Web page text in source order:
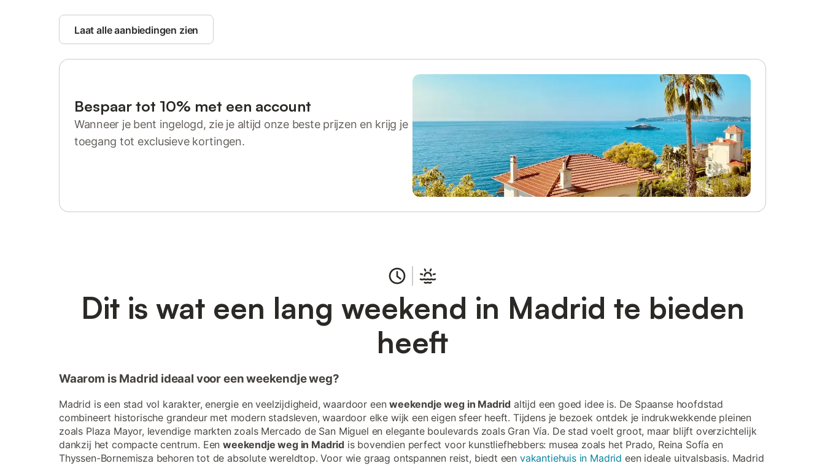
Laat alle aanbiedingen zien
Bespaar tot 10% met een account
Wanneer je bent ingelogd, zie je altijd onze beste prijzen en krijg je
toegang tot exclusieve kortingen.
Dit is wat een lang weekend in Madrid te bieden
heeft
Waarom is Madrid ideaal voor een weekendje weg?
Madrid is een stad vol karakter, energie en veelzijdigheid, waardoor eenweekendje weg in Madrid altijd een goed idee is. De Spaanse hoofdstad
combineert historische grandeur met modern stadsleven, waardoor elke wijk een eigen sfeer heeft. Tijdens je bezoek ontdek je indrukwekkende pleinen
zoals Plaza Mayor, levendige markten zoals Mercado de San Miguel en elegante boulevards zoals Gran Vía. De stad voelt groot, maar blijft overzichtelijk
dankzij het compacte centrum. Eenweekendje weg in Madridis bovendien perfect voor kunstliefhebbers: musea zoals het Prado, Reina Sofía en
Thyssen-Bornemisza behoren tot de absolute wereldtop. Voor wie graag ontspannen reist, biedt een vakantiehuis in Madrid een ideale uitvalsbasis. Madrid